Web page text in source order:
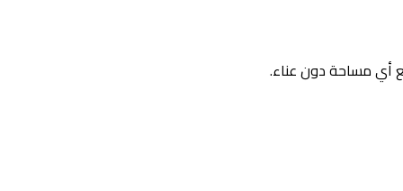
أي مساحة دون عناء.